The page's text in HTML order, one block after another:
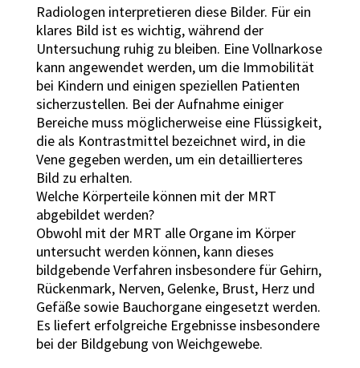
Radiologen interpretieren diese Bilder. Für ein
klares Bild ist es wichtig, während der
Untersuchung ruhig zu bleiben. Eine Vollnarkose
kann angewendet werden, um die Immobilität
bei Kindern und einigen speziellen Patienten
sicherzustellen. Bei der Aufnahme einiger
Bereiche muss möglicherweise eine Flüssigkeit,
die als Kontrastmittel bezeichnet wird, in die
Vene gegeben werden, um ein detaillierteres
Bild zu erhalten.
Welche Körperteile können mit der MRT
abgebildet werden?
Obwohl mit der MRT alle Organe im Körper
untersucht werden können, kann dieses
bildgebende Verfahren insbesondere für Gehirn,
Rückenmark, Nerven, Gelenke, Brust, Herz und
Gefäße sowie Bauchorgane eingesetzt werden.
Es liefert erfolgreiche Ergebnisse insbesondere
bei der Bildgebung von Weichgewebe.